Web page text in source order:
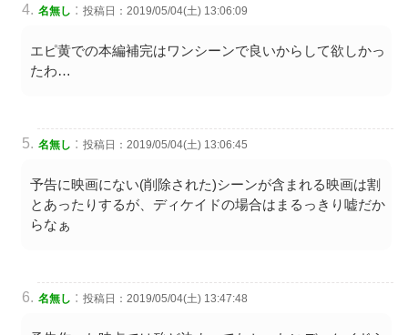
名無し : 投稿日：2019/05/04(土) 13:06:09
エピ黄での本編補完はワンシーンで良いからして欲しかっ
たわ…
名無し : 投稿日：2019/05/04(土) 13:06:45
予告に映画にない(削除された)シーンが含まれる映画は割
とあったりするが、ディケイドの場合はまるっきり嘘だか
らなぁ
名無し : 投稿日：2019/05/04(土) 13:47:48